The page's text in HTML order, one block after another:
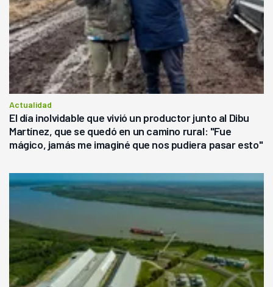
Actualidad
El día inolvidable que vivió un productor junto al Dibu
Martínez, que se quedó en un camino rural: "Fue
mágico, jamás me imaginé que nos pudiera pasar esto"